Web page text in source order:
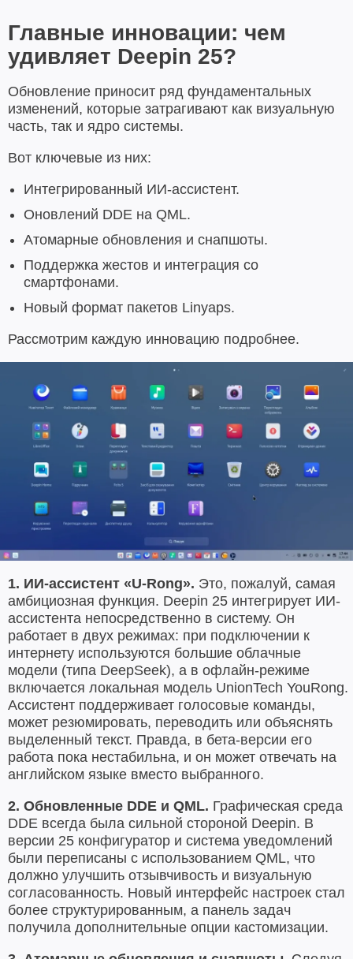
Главные инновации: чем
удивляет Deepin 25?
Обновление приносит ряд фундаментальных
изменений, которые затрагивают как визуальную
часть, так и ядро системы.
Вот ключевые из них:
Интегрированный ИИ-ассистент.
Оновлений DDE на QML.
Атомарные обновления и снапшоты.
Поддержка жестов и интеграция со
смартфонами.
Новый формат пакетов Linyaps.
Рассмотрим каждую инновацию подробнее.
1. ИИ-ассистент «U-Rong». Это, пожалуй, самая
амбициозная функция. Deepin 25 интегрирует ИИ-
ассистента непосредственно в систему. Он
работает в двух режимах: при подключении к
интернету используются большие облачные
модели (типа DeepSeek), а в офлайн-режиме
включается локальная модель UnionTech YouRong.
Ассистент поддерживает голосовые команды,
может резюмировать, переводить или объяснять
выделенный текст. Правда, в бета-версии его
работа пока нестабильна, и он может отвечать на
английском языке вместо выбранного.
2. Обновленные DDE и QML. Графическая среда
DDE всегда была сильной стороной Deepin. В
версии 25 конфигуратор и система уведомлений
были переписаны с использованием QML, что
должно улучшить отзывчивость и визуальную
согласованность. Новый интерфейс настроек стал
более структурированным, а панель задач
получила дополнительные опции кастомизации.